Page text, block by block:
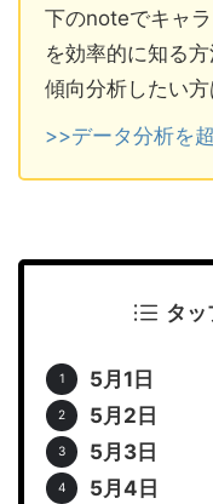
下のnoteでキャ
を効率的に知る
傾向分析したい方
>>データ分析を
タッ
5月1日
5月2日
5月3日
5月4日